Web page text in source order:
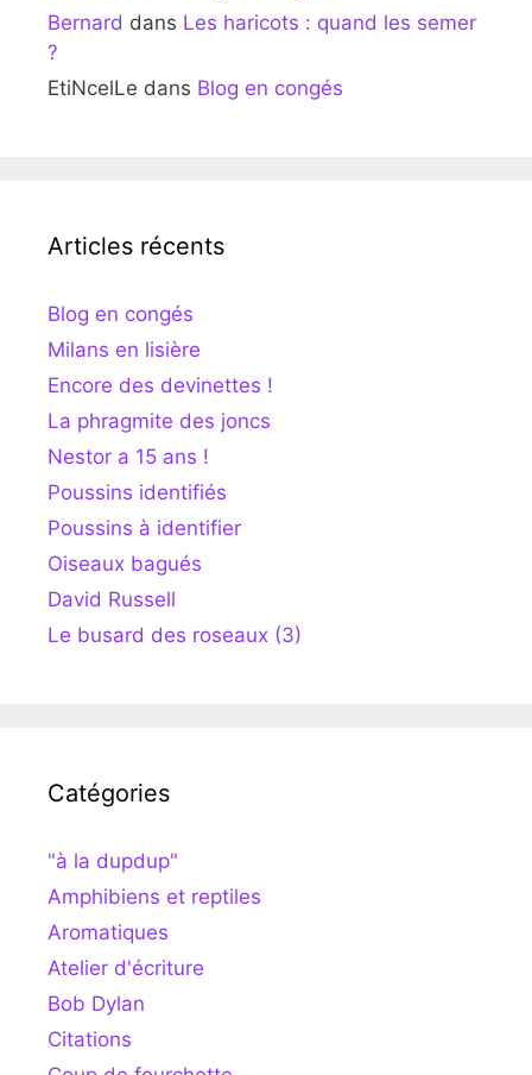
Bernard dans Les haricots : quand les semer
?
EtiNcelLe dans Blog en congés
Articles récents
Blog en congés
Milans en lisière
Encore des devinettes !
La phragmite des joncs
Nestor a 15 ans !
Poussins identifiés
Poussins à identifier
Oiseaux bagués
David Russell
Le busard des roseaux (3)
Catégories
"à la dupdup"
Amphibiens et reptiles
Aromatiques
Atelier d'écriture
Bob Dylan
Citations